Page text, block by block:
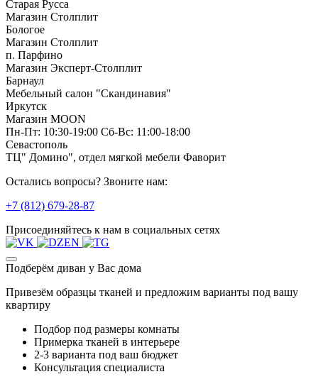
Старая Русса
Магазин Столплит
Бологое
Магазин Столплит
п. Парфино
Магазин Эксперт-Столплит
Барнаул
Мебельный салон "Скандинавия"
Иркутск
Магазин MOON
Пн-Пт: 10:30-19:00 Сб-Вс: 11:00-18:00
Севастополь
ТЦ" Домино", отдел мягкой мебели Фаворит
Остались вопросы? Звоните нам:
+7 (812) 679-28-87
Присоединяйтесь к нам в социальных сетях
Подберём диван у Вас дома
Привезём образцы тканей и предложим варианты под вашу
квартиру
Подбор под размеры комнаты
Примерка тканей в интерьере
2-3 варианта под ваш бюджет
Консультация специалиста